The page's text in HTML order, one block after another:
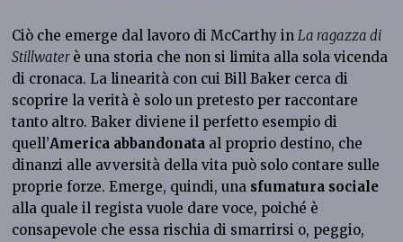
Ciò che emerge dal lavoro di McCarthy inLa ragazza di
Stillwater è una storia che non si limita alla sola vicenda
di cronaca. La linearità con cui Bill Baker cerca di
scoprire la verità è solo un pretesto per raccontare
tanto altro. Baker diviene il perfetto esempio di
quell’America abbandonata al proprio destino, che
dinanzi alle avversità della vita può solo contare sulle
proprie forze. Emerge, quindi, una sfumatura sociale
alla quale il regista vuole dare voce, poiché è
consapevole che essa rischia di smarrirsi o, peggio,